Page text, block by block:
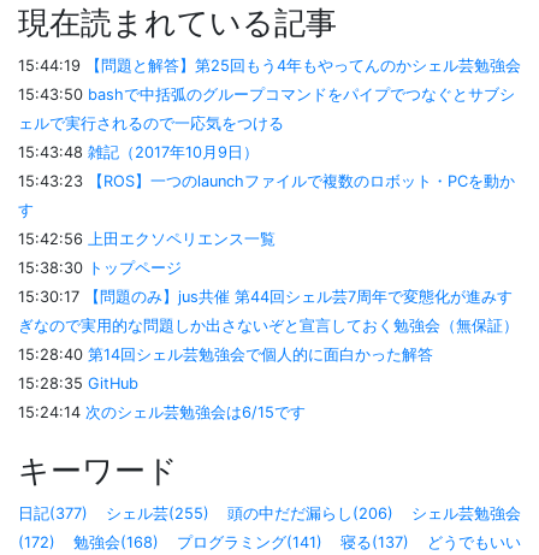
現在読まれている記事
15:44:19
【問題と解答】第25回もう4年もやってんのかシェル芸勉強会
15:43:50 bashで中括弧のグループコマンドをパイプでつなぐとサブシ
ェルで実行されるので一応気をつける
15:43:48 雑記（2017年10月9日）
15:43:23
【ROS】一つのlaunchファイルで複数のロボット・PCを動か
す
15:42:56
上田エクソペリエンス一覧
15:38:30 トップページ
15:30:17
【問題のみ】jus共催 第44回シェル芸7周年で変態化が進みす
ぎなので実用的な問題しか出さないぞと宣言しておく勉強会（無保証）
15:28:40 第14回シェル芸勉強会で個人的に面白かった解答
15:28:35 GitHub
15:24:14 次のシェル芸勉強会は6/15です
キーワード
日記(377) シェル芸(255) 頭の中だだ漏らし(206)
シェル芸勉強会
(172)
勉強会(168) プログラミング(141) 寝る(137)
どうでもいい